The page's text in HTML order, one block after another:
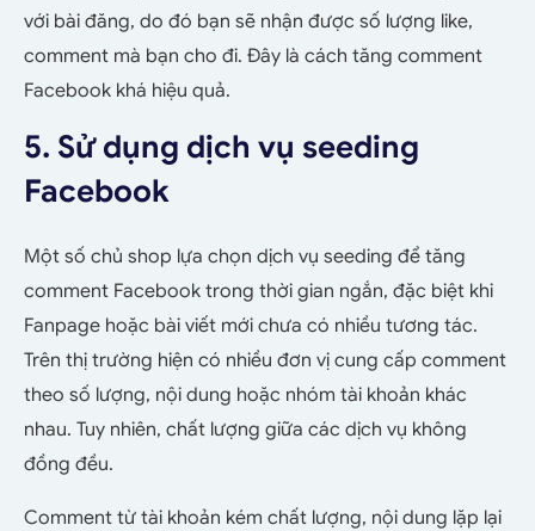
với bài đăng, do đó bạn sẽ nhận được số lượng like,
comment mà bạn cho đi. Đây là cách tăng comment
Facebook khá hiệu quả.
5. Sử dụng dịch vụ seeding
Facebook
Một số chủ shop lựa chọn dịch vụ seeding để tăng
comment Facebook trong thời gian ngắn, đặc biệt khi
Fanpage hoặc bài viết mới chưa có nhiều tương tác.
Trên thị trường hiện có nhiều đơn vị cung cấp comment
theo số lượng, nội dung hoặc nhóm tài khoản khác
nhau. Tuy nhiên, chất lượng giữa các dịch vụ không
đồng đều.
Comment từ tài khoản kém chất lượng, nội dung lặp lại